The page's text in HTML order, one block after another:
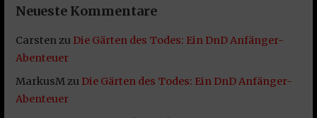
Neueste Kommentare
Carstenzu Die Gärten des Todes: Ein DnD Anfänger-
Abenteuer
MarkusMzu Die Gärten des Todes: Ein DnD Anfänger-
Abenteuer